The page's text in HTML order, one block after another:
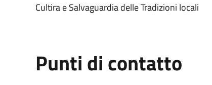
Cultira e Salvaguardia delle Tradizioni locali
Punti di contatto